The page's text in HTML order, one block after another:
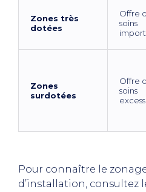
Zones très
dotées
Offre
soins
Zones
surdotées
Offre
soins
Pour connaître le
d’installation, consultez